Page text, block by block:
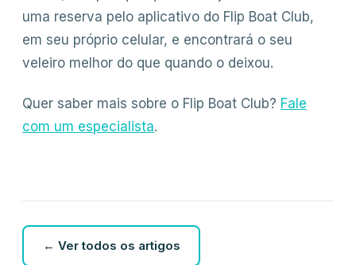
uma reserva pelo aplicativo do Flip Boat Club,
em seu próprio celular, e encontrará o seu
veleiro melhor do que quando o deixou.
Quer saber mais sobre o Flip Boat Club? Fale
com um especialista.
← Ver todos os artigos